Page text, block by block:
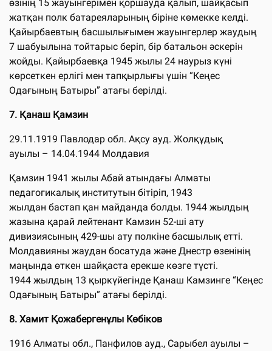
өзінің 15 жауынгерімен қоршауда қалып, шайқасып
жатқан полк батареяларының біріне көмекке келді.
Қайырбаевтың басшылығымен жауынгерлер жаудың
7 шабуылына тойтарыс беріп, бір батальон әскерін
жойды. Қайырбаевқа 1945 жылы 24 наурыз күні
көрсеткен ерлігі мен тапқырлығы үшін “Кеңес
Одағының Батыры” атағы берілді.
7. Қанаш Қамзин
29.11.1919 Павлодар обл. Ақсу ауд. Жолқұдық
ауылы – 14.04.1944 Молдавия
Қамзин 1941 жылы Абай атындағы Алматы
педагогикалық институтын бітіріп, 1943
жылдан бастап қан майданда болды. 1944 жылдың
жазына қарай лейтенант Камзин 52-ші ату
дивизиясының 429-шы ату полкіне басшылық етті.
Молдавияны жаудан босатуда және Днестр өзенінің
маңында өткен шайқаста ерекше көзге түсті.
1944 жылдың 13 қыркүйегінде Қанаш Камзинге “Кеңес
Одағының Батыры” атағы берілді.
8. Хамит Қожабергенұлы Көбіков
1916 Алматы обл., Панфилов ауд., Сарыбел ауылы –